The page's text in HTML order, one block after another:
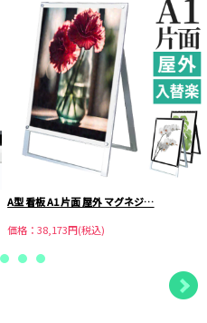
A型 看板 A1 片面 屋外 マグネジ…
価格：38,173円(税込)